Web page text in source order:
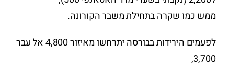
ממש כמו שקרה בתחילת משבר הקורונה.
לפעמים הירידות בבורסה יתרחשו מאיזור 4,800 אל עבר
3,700,